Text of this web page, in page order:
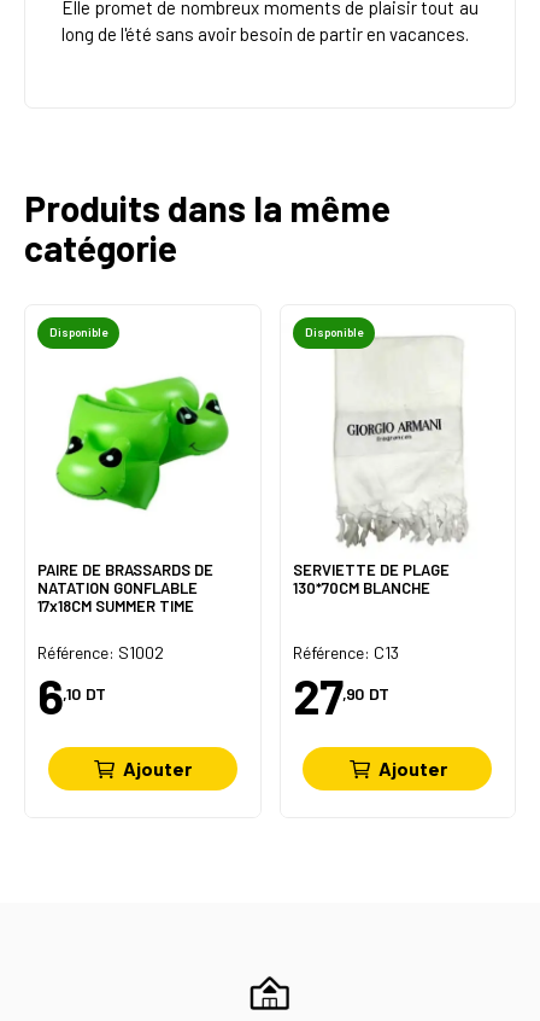
Elle promet de nombreux moments de plaisir tout au
long de l'été sans avoir besoin de partir en vacances.
Produits dans la même
catégorie
Disponible
PAIRE DE BRASSARDS DE
NATATION GONFLABLE
17x18CM SUMMER TIME
Référence: S1002
6,10 DT
Ajouter
Disponible
SERVIETTE DE PLAGE
130*70CM BLANCHE
Référence: C13
27,90 DT
Ajouter